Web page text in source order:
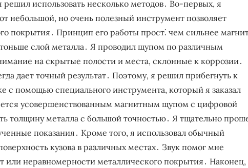
использовать несколько методов․ Во-первых, я
небольшой, но очень полезный инструмент позволяет
покрытия․ Принцип его работы прост⁚ чем сильнее
слой металла․ Я проводил щупом по различным
на скрытые полости и места, склонные к коррозии․
дает точный результат․ Поэтому, я решил прибегнуть к
с помощью специального инструмента, который я заказал
усовершенствованным магнитным щупом с цифровой
толщину металла с большой точностью․ Я тщательно
показания․ Кроме того, я использовал обычный
кузова в различных местах․ Звук помог мне
или неравномерности металлического покрытия․ Наконец,